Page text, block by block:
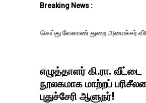
Breaking News :
வேளாண் துறை அமைச்சர் வினோத் வாசித்து
எழுத்தாளர் கி.ரா. வீட்டை
நூலகமாக மாற்றப்
புதுச்சேரி ஆளுநர்!